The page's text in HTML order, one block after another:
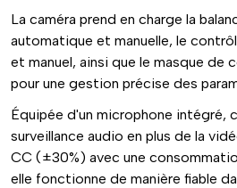
La caméra prend en charge la
automatique et manuelle, le
et manuel, ainsi que le masque de
pour une gestion précise des
Équipée d'un microphone intégré,
surveillance audio en plus de la
CC (±30%) avec une
elle fonctionne de manière fiable